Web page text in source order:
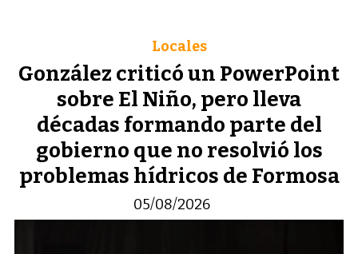
González criticó un PowerPoint
sobre El Niño, pero lleva
décadas formando parte del
gobierno que no resolvió los
problemas hídricos de Formosa
Locales
05/08/2026